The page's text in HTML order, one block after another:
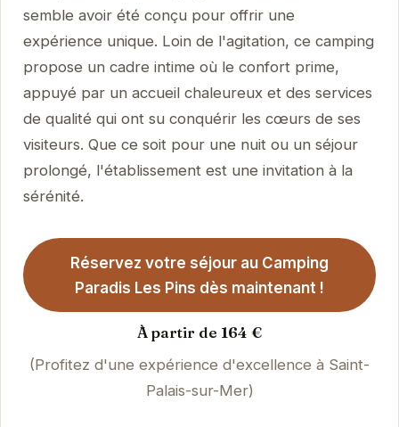
semble avoir été conçu pour offrir une
expérience unique. Loin de l'agitation, ce camping
propose un cadre intime où le confort prime,
appuyé par un accueil chaleureux et des services
de qualité qui ont su conquérir les cœurs de ses
visiteurs. Que ce soit pour une nuit ou un séjour
prolongé, l'établissement est une invitation à la
sérénité.
Réservez votre séjour au Camping
Paradis Les Pins dès maintenant !
À partir de 164 €
(Profitez d'une expérience d'excellence à Saint-
Palais-sur-Mer)